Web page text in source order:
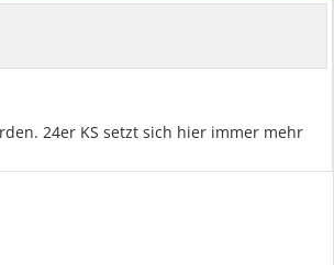
24er KS setzt sich hier immer mehr